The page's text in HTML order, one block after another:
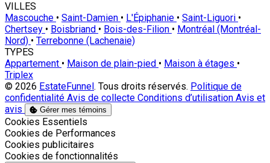
VILLES
Mascouche • Saint-Damien • L'Épiphanie • Saint-Liguori •
Chertsey • Boisbriand • Bois-des-Filion • Montréal (Montréal-
Nord) • Terrebonne (Lachenaie)
TYPES
Appartement • Maison de plain-pied • Maison à étages •
Triplex
© 2026 EstateFunnel . Tous droits réservés. Politique de
confidentialité Avis de collecte Conditions d’utilisation Avis et
avis
Gérer mes témoins
Activer
Cookies Essentiels
Activer
Cookies de Performances
Activer
Cookies publicitaires
Activer
Cookies de fonctionnalités